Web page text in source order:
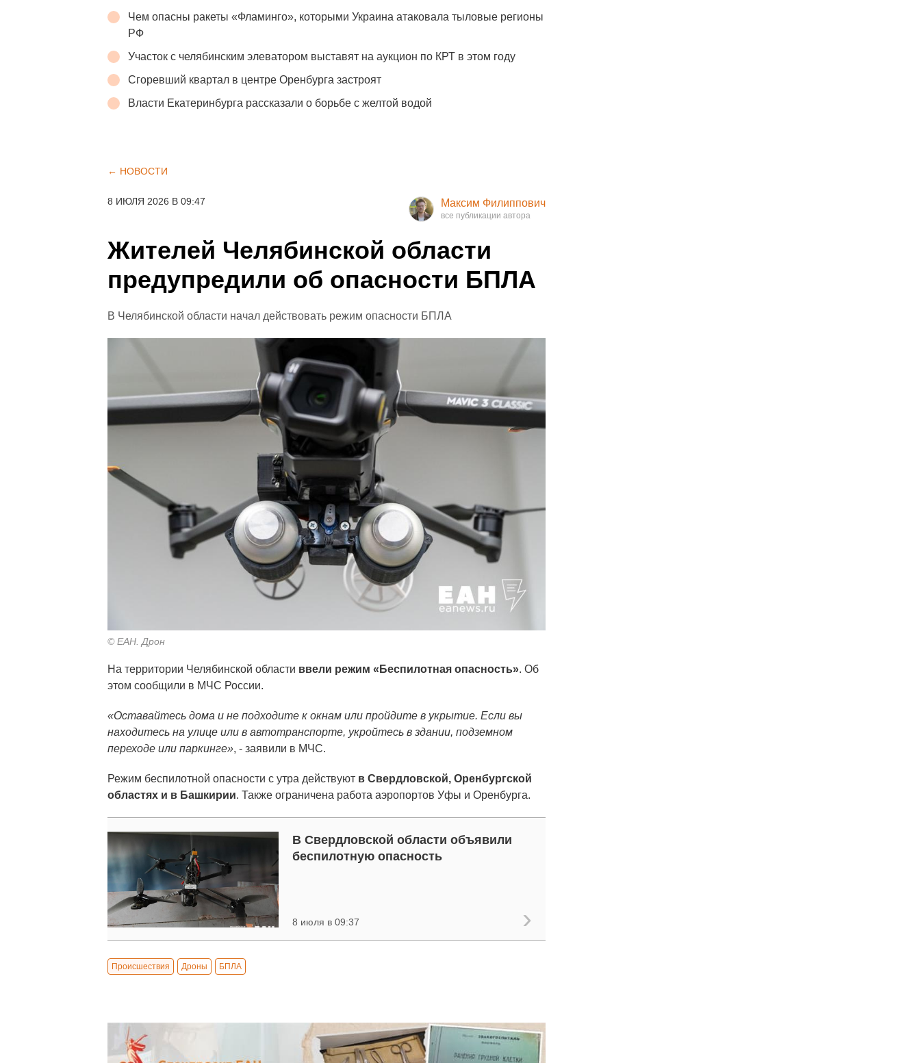
Чем опасны ракеты «Фламинго», которыми Украина атаковала тыловые регионы
РФ
Участок с челябинским элеватором выставят на аукцион по КРТ в этом году
Сгоревший квартал в центре Оренбурга застроят
Власти Екатеринбурга рассказали о борьбе с желтой водой
← НОВОСТИ
8 ИЮЛЯ 2026 В 09:47 Максим Филиппович
Жителей Челябинской области
предупредили об опасности БПЛА
В Челябинской области начал действовать режим опасности БПЛА
© ЕАН. Дрон
На территории Челябинской области ввели режим «Беспилотная опасность». Об
этом сообщили в МЧС России.
«Оставайтесь дома и не подходите к окнам или пройдите в укрытие. Если вы
находитесь на улице или в автотранспорте, укройтесь в здании, подземном
переходе или паркинге», - заявили в МЧС.
Режим беспилотной опасности с утра действуют в Свердловской, Оренбургской
областях и в Башкирии. Также ограничена работа аэропортов Уфы и Оренбурга.
В Свердловской области объявили
беспилотную опасность
8 июля в 09:37
Происшествия Дроны БПЛА